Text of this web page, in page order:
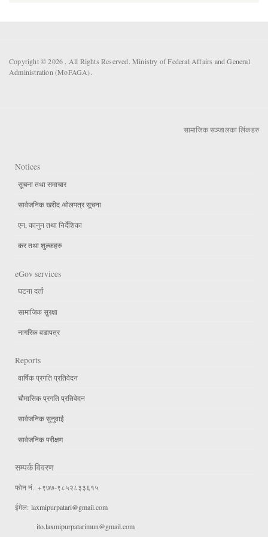
Copyright © 2026 . All Rights Reserved. Ministry of Federal Affairs and General
Administration (MoFAGA).
सामाजिक सञ्जालका लिंकहरु
Notices
सूचना तथा समाचार
सार्वजनिक खरीद /बोलपत्र सूचना
एन, कानुन तथा निर्देशिका
कर तथा शुल्कहरु
eGov services
घटना दर्ता
सामाजिक सुरक्षा
नागरिक वडापत्र
Reports
वार्षिक प्रगति प्रतिवेदन
चौमासिक प्रगति प्रतिवेदन
सार्वजनिक सुनुवाई
सार्वजनिक परीक्षण
सम्पर्क विवरण
फोन नं.: +९७७-९८५२८३३६१५
ईमेल: laxmipurpatari@gmail.com
ito.laxmipurpatarimun@gmail.com